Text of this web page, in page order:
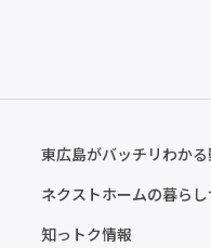
東広島がバッチリわか
ネクストホームの暮ら
知っトク情報